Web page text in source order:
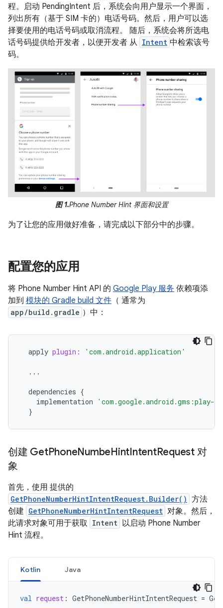
程。启动 PendingIntent 后，系统会向用户显示一个界面，
列出所有（基于 SIM 卡的）电话号码。然后，用户可以选
择要使用的电话号码或取消流程。 随后，系统会将所选电
话号码提供给开发者，以便开发者 从 Intent 中检索该号
码。
图 1.Phone Number Hint 界面和设置
为了让您的应用做好准备，请完成以下部分中的步骤。
配置您的应用
将 Phone Number Hint API 的 Google Play 服务 依赖项添
加到 模块的 Gradle build 文件 （ 通常为
app/build.gradle ）中：
apply plugin: 'com.android.application'
...
dependencies {
implementation
'com.google.android.gms:play-
}
创建 GetPhoneNumbeHintIntentRequest 对
象
首先，使用 提供的
GetPhoneNumberHintIntentRequest.Builder() 方法
创建 GetPhoneNumberHintIntentRequest 对象。然后，
此请求对象可用于获取 Intent 以启动 Phone Number
Hint 流程。
Kotlin Java
val request : GetPhoneNumberHintIntentRequest =